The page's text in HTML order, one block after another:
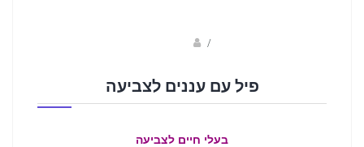
/
פיל עם עננים לצביעה
בעלי חיים לצביעה